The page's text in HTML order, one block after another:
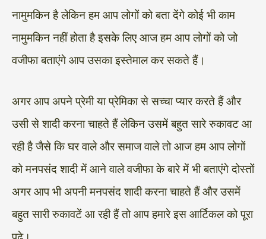
नामुमकिन है लेकिन हम आप लोगों को बता देंगे कोई भी काम
नामुमकिन नहीं होता है इसके लिए आज हम आप लोगों को जो
वजीफा बताएंगे आप उसका इस्तेमाल कर सकते हैं।
अगर आप अपने प्रेमी या प्रेमिका से सच्चा प्यार करते हैं और
उसी से शादी करना चाहते हैं लेकिन उसमें बहुत सारे रुकावट आ
रही है जैसे कि घर वाले और समाज वाले तो आज हम आप लोगों
को मनपसंद शादी में आने वाले वजीफा के बारे में भी बताएंगे दोस्तों
अगर आप भी अपनी मनपसंद शादी करना चाहते हैं और उसमें
बहुत सारी रुकावटें आ रही हैं तो आप हमारे इस आर्टिकल को पूरा